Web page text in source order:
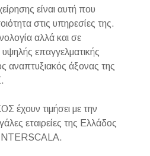
είναι αυτή που
στις υπηρεσίες της.
αλλά και σε
επαγγελματικής
αναπτυξιακός άξονας της
έχουν τιμήσει με την
εταιρείες της Ελλάδος